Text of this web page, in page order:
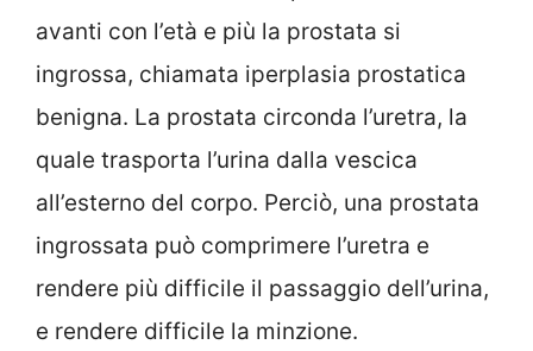
avanti con l’età e più la prostata si
ingrossa, chiamata iperplasia prostatica
benigna. La prostata circonda l’uretra, la
quale trasporta l’urina dalla vescica
all’esterno del corpo. Perciò, una prostata
ingrossata può comprimere l’uretra e
rendere più difficile il passaggio dell’urina,
e rendere difficile la minzione.